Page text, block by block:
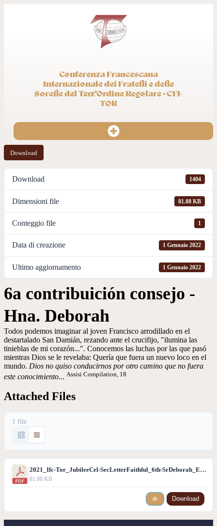
Conferenza Francescana
Internazionale dei Fratelli e delle
Sorelle del Terz’Ordine Regolare · CFI-
TOR
Download
Download 1404
Dimensioni file 81.88 KB
Conteggio file 1
Data di creazione 1 Gennaio 2022
Ultimo aggiornamento 1 Gennaio 2022
6a contribuición consejo -
Hna. Deborah
Todos podemos imaginar al joven Francisco arrodillado en el
destartalado San Damián, rezando ante el crucifijo, "ilumina las
tinieblas de mi corazón...". Conocemos las luchas por las que pasó
mientras Dios se le revelaba: Quería que fuera un nuevo loco en el
mundo. Dios no quiso conducirnos por otro camino que no fuera
este conocimiento... Assisi Compilation, 18
Attached Files
1 file
2021_Ifc-Tor_JubileeCel-SecLetterFaithful_6th-SrDeborah_Esp.pdf
81.88 KB
Download